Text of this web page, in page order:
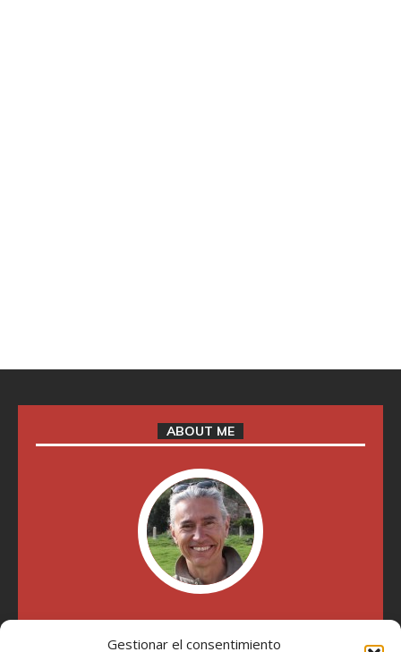
Gestionar el consentimiento
ABOUT ME
año 2007 he escrito sobre motos en distintos medios.